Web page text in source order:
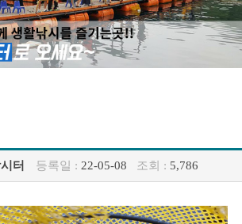
터 등록일 : 22-05-08 조회 : 5,786